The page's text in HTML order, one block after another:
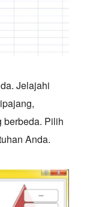
Jelajahi
berbeda. Pilih
Anda.